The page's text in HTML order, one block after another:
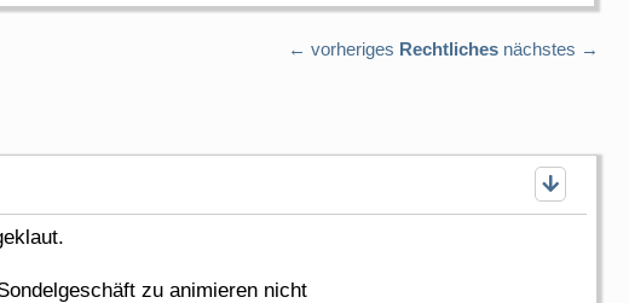
← vorheriges Rechtliches nächstes →
zu animieren nicht